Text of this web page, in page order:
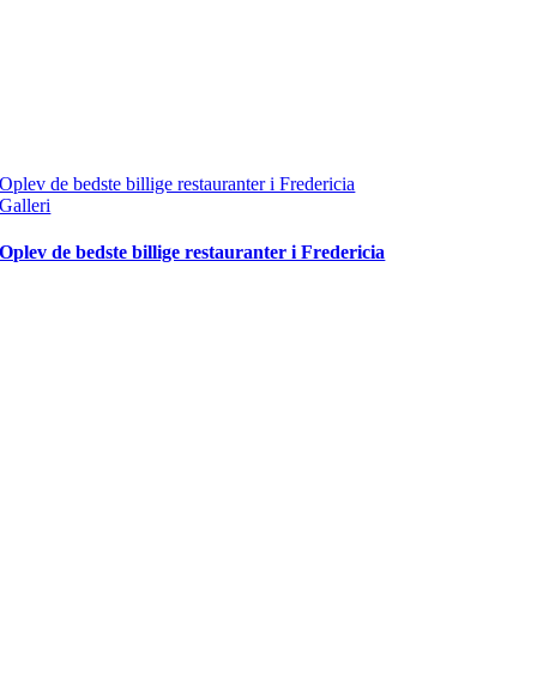
Oplev de bedste billige restauranter i Fredericia
Galleri
Oplev de bedste billige restauranter i Fredericia